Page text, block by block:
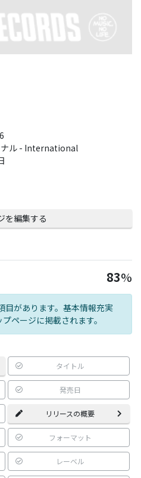
ナル - International
を編集する
83%
目があります。基本情報充実
ページに掲載されます。
タイトル
発売日
リリースの概要
フォーマット
レーベル